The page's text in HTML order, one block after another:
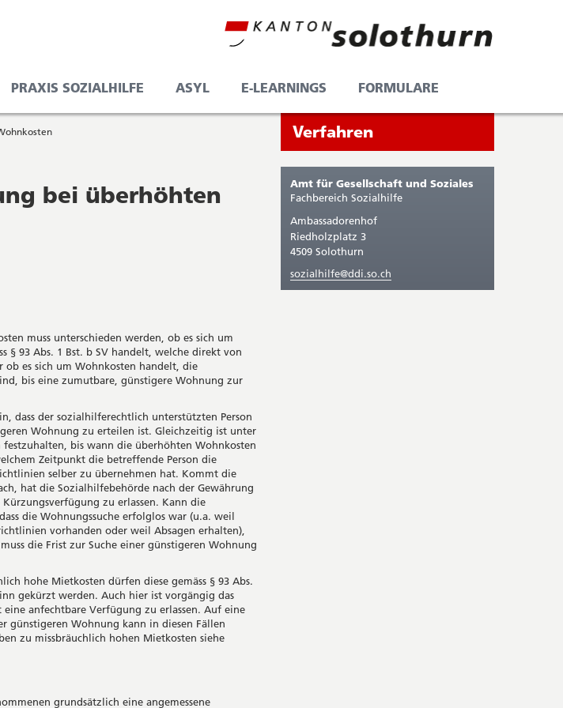
PRAXIS SOZIALHILFE ASYL E-LEARNINGS FORMULARE
bei überhöhten
muss unterschieden werden, ob es sich um
§ 93 Abs. 1 Bst. b SV handelt, welche direkt von
es sich um Wohnkosten handelt, die
bis eine zumutbare, günstigere Wohnung zur
dass der sozialhilferechtlich unterstützten Person
Wohnung zu erteilen ist. Gleichzeitig ist unter
bis wann die überhöhten Wohnkosten
Zeitpunkt die betreffende Person die
selber zu übernehmen hat. Kommt die
hat die Sozialhilfebehörde nach der Gewährung
zu erlassen. Kann die
die Wohnungssuche erfolglos war (u.a. weil
vorhanden oder weil Absagen erhalten),
die Frist zur Suche einer günstigeren Wohnung
hohe Mietkosten dürfen diese gemäss § 93 Abs.
gekürzt werden. Auch hier ist vorgängig das
anfechtbare Verfügung zu erlassen. Auf eine
günstigeren Wohnung kann in diesen Fällen
zu missbräuchlich hohen Mietkosten siehe
grundsätzlich eine angemessene
Sie
befinden
sich
gerade
in:
Verfahren
Seitenleiste
Amt für Gesellschaft und Soziales
Fachbereich Sozialhilfe
Ambassadorenhof
Riedholzplatz 3
4509 Solothurn
sozialhilfe@ddi.so.ch